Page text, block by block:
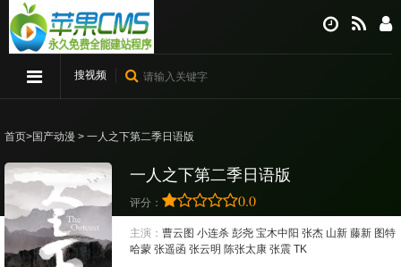
搜视频
首页>国产动漫 > 一人之下第二季日语版
一人之下第二季日语版
评分： 0.0
主演： 曹云图 小连杀 彭尧 宝木中阳 张杰 山新 藤新 图特
哈蒙 张遥函 张云明 陈张太康 张震 TK